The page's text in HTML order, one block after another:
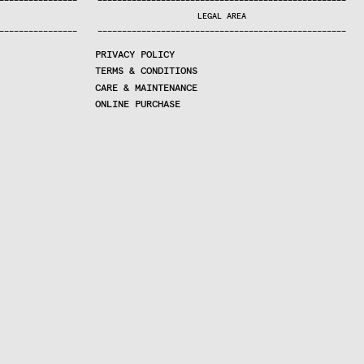
———————————————
LEGAL AREA
———————————————————————————————————————————————————
PRIVACY POLICY
TERMS & CONDITIONS
CARE & MAINTENANCE
ONLINE PURCHASE